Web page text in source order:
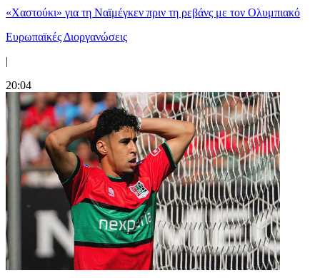
«Χαστούκι» για τη Ναϊμέγκεν πριν τη ρεβάνς με τον Ολυμπιακό
Ευρωπαϊκές Διοργανώσεις
|
20:04